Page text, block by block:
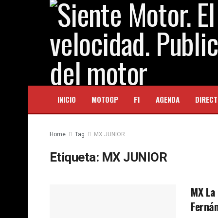
INICIO MOTOGP F1 AGENDA
Home Tag MX JUNIOR
Etiqueta: MX JUNIOR
MX